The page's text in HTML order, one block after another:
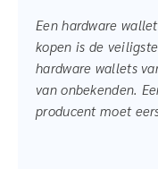
Een hardware
kopen is de
hardware wallets
van onbekenden.
producent moet